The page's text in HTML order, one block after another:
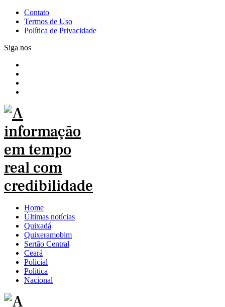
Contato
Termos de Uso
Política de Privacidade
Siga nos
Home
Últimas notícias
Quixadá
Quixeramobim
Sertão Central
Ceará
Policial
Política
Nacional